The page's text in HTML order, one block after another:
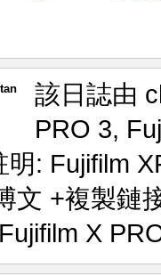
該日誌由
PRO 3,
明: Fujifilm
文 +複製鏈
Fujifilm X